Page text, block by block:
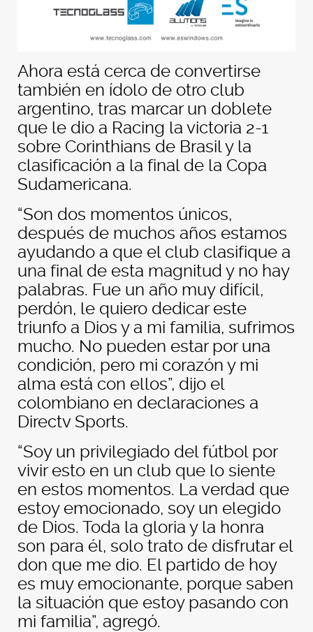
Ahora está cerca de convertirse
también en ídolo de otro club
argentino, tras marcar un doblete
que le dio a Racing la victoria 2-1
sobre Corinthians de Brasil y la
clasificación a la final de la Copa
Sudamericana.
“Son dos momentos únicos,
después de muchos años estamos
ayudando a que el club clasifique a
una final de esta magnitud y no hay
palabras. Fue un año muy difícil,
perdón, le quiero dedicar este
triunfo a Dios y a mi familia, sufrimos
mucho. No pueden estar por una
condición, pero mi corazón y mi
alma está con ellos”, dijo el
colombiano en declaraciones a
Directv Sports.
“Soy un privilegiado del fútbol por
vivir esto en un club que lo siente
en estos momentos. La verdad que
estoy emocionado, soy un elegido
de Dios. Toda la gloria y la honra
son para él, solo trato de disfrutar el
don que me dio. El partido de hoy
es muy emocionante, porque saben
la situación que estoy pasando con
mi familia”, agregó.